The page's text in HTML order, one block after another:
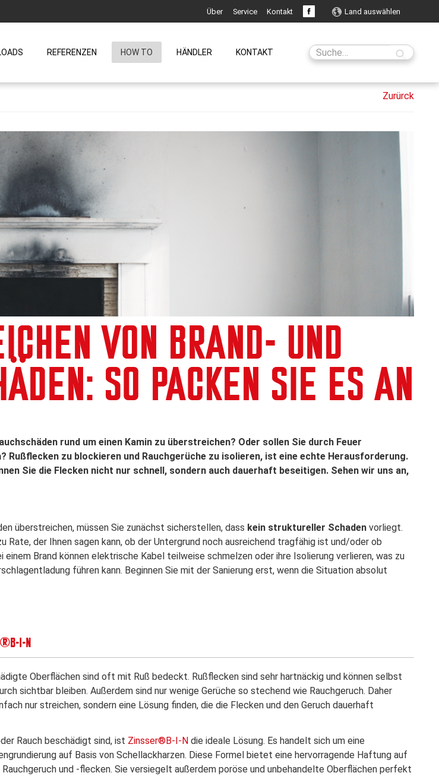
Land auswählen
Über Service Kontakt
REFERENZEN HOW TO HÄNDLER KONTAKT
VON BRAND- UND
SO PACKEN SIE ES AN
rund um einen Kamin zu überstreichen? Oder sollen Sie durch Feuer
Rußflecken zu blockieren und Rauchgerüche zu isolieren, ist eine echte Herausforderung.
Sie die Flecken nicht nur schnell, sondern auch dauerhaft beseitigen. Sehen wir uns an,
überstreichen, müssen Sie zunächst sicherstellen, dass kein struktureller Schaden vorliegt.
Rate, der Ihnen sagen kann, ob der Untergrund noch ausreichend tragfähig ist und/oder ob
Brand können elektrische Kabel teilweise schmelzen oder ihre Isolierung verlieren, was zu
führen kann. Beginnen Sie mit der Sanierung erst, wenn die Situation absolut
I-N
Oberflächen sind oft mit Ruß bedeckt. Rußflecken sind sehr hartnäckig und können selbst
sichtbar bleiben. Außerdem sind nur wenige Gerüche so stechend wie Rauchgeruch. Daher
nur streichen, sondern eine Lösung finden, die die Flecken und den Geruch dauerhaft
Rauch beschädigt sind, ist Zinsser®B-I-N die ideale Lösung. Es handelt sich um eine
auf Basis von Schellackharzen. Diese Formel bietet eine hervorragende Haftung auf
und -flecken. Sie versiegelt außerdem poröse und unbehandelte Oberflächen perfekt